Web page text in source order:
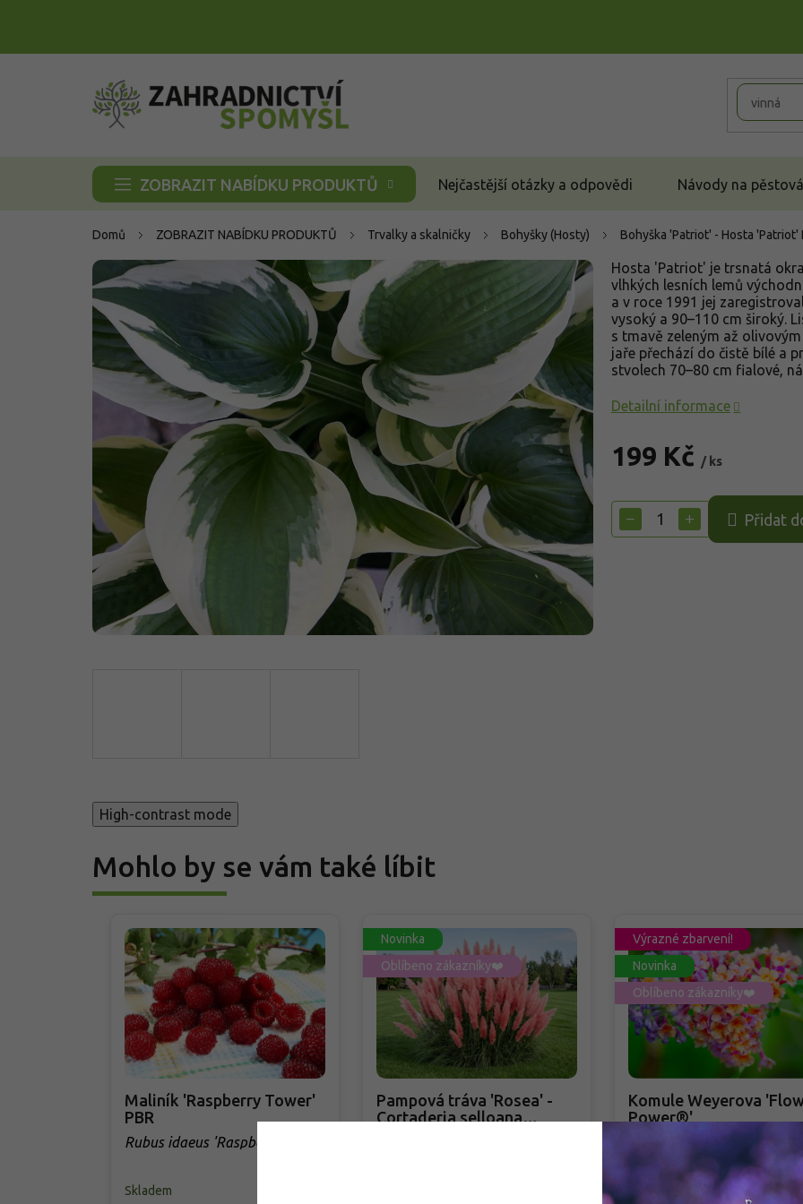
ZOBRAZIT NABÍDKU PRODUKTŮ Nejčastější otázky a odpovědi Návody na
Domů ZOBRAZIT NABÍDKU PRODUKTŮ Trvalky a skalničky Bohyšky (Hosty) Bohyška 'Patriot' - Hosta 'Patriot'
199 Kč / ks
cena:
+
− Přidat
Hosta 'Patriot' je trsnatá
vlhkých lesních lemů
a v roce 1991 jej
vysoký a 90–110 cm široký.
s tmavě zeleným až
jaře přechází do čistě bílé a
stvolech 70–80 cm fialové,
Detailní informace
High-contrast mode
Mohlo by se vám také líbit
Maliník 'Raspberry Tower'
PBR
Rubus idaeus 'Raspberry
Skladem
Novinka
Oblíbeno zákazníky❤️
Pampová tráva 'Rosea' -
Cortaderia selloana
Výrazné zbarvení!
Novinka
Oblíbeno zákazníky❤️
Komule Weyerova
Power®'
Buddleja weyeriana 'Flower
Power®'
PŘEDOBJEDNÁVKA PODZIM